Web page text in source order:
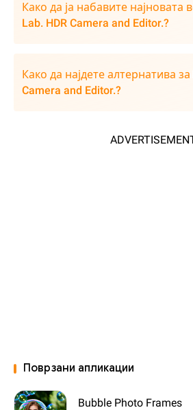
Како да ја набавите најновата
Lab. HDR Camera and Editor.?
Како да најдете алтернатива за
Camera and Editor.?
Поврзани апликации
Bubble Photo Frames